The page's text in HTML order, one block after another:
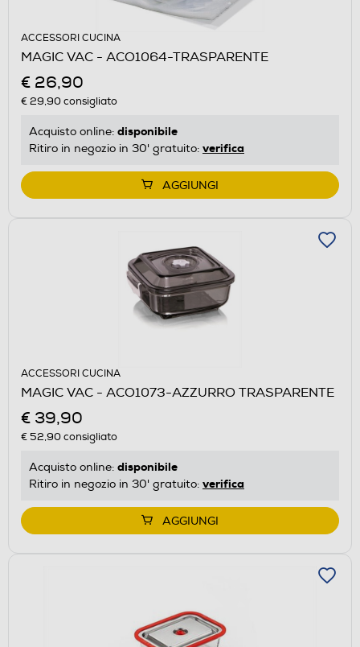
ACCESSORI CUCINA
MAGIC VAC - ACO1064-TRASPARENTE
€ 26,90
€ 29,90consigliato
Acquisto online: disponibile
Ritiro in negozio in 30' gratuito: verifica
AGGIUNGI
ACCESSORI CUCINA
MAGIC VAC - ACO1073-AZZURRO TRASPARENTE
€ 39,90
€ 52,90consigliato
Acquisto online: disponibile
Ritiro in negozio in 30' gratuito: verifica
AGGIUNGI